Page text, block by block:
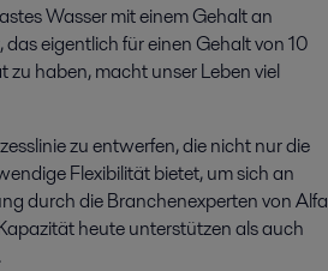
Wasser mit einem Gehalt an
eigentlich für einen Gehalt von 10
zu haben, macht unser Leben viel
zu entwerfen, die nicht nur die
Flexibilität bietet, um sich an
durch die Branchenexperten von Alfa
heute unterstützen als auch